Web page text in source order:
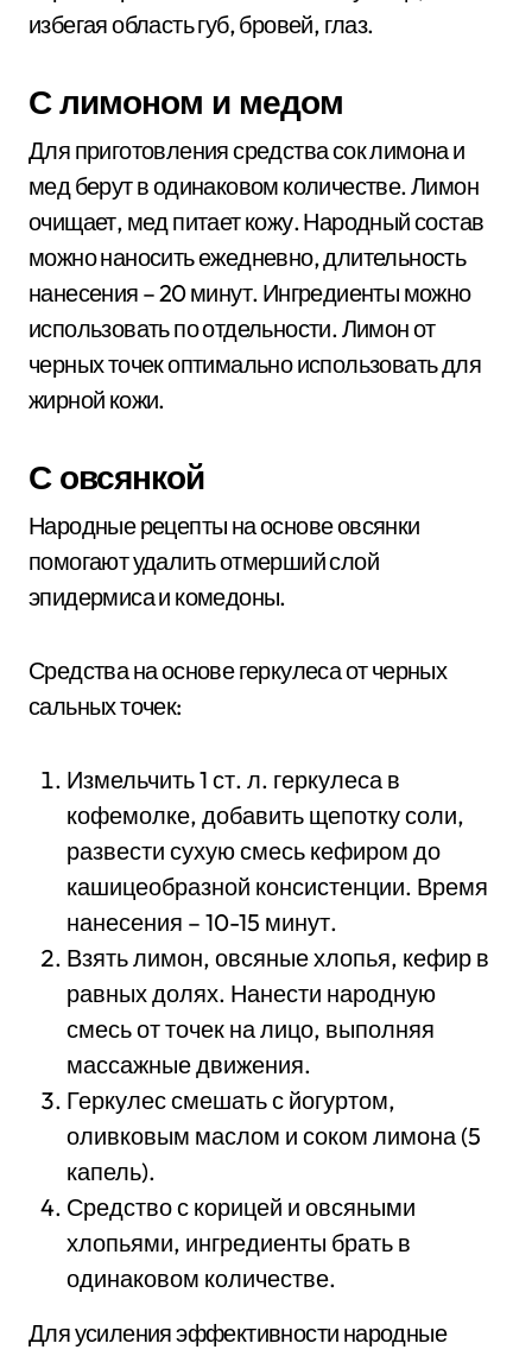
избегая область губ, бровей, глаз.
С лимоном и медом
Для приготовления средства сок лимона и
мед берут в одинаковом количестве. Лимон
очищает, мед питает кожу. Народный состав
можно наносить ежедневно, длительность
нанесения – 20 минут. Ингредиенты можно
использовать по отдельности. Лимон от
черных точек оптимально использовать для
жирной кожи.
С овсянкой
Народные рецепты на основе овсянки
помогают удалить отмерший слой
эпидермиса и комедоны.
Средства на основе геркулеса от черных
сальных точек:
Измельчить 1 ст. л. геркулеса в
кофемолке, добавить щепотку соли,
развести сухую смесь кефиром до
кашицеобразной консистенции. Время
нанесения – 10-15 минут.
Взять лимон, овсяные хлопья, кефир в
равных долях. Нанести народную
смесь от точек на лицо, выполняя
массажные движения.
Геркулес смешать с йогуртом,
оливковым маслом и соком лимона (5
капель).
Средство с корицей и овсяными
хлопьями, ингредиенты брать в
одинаковом количестве.
Для усиления эффективности народные